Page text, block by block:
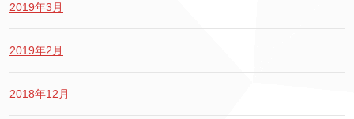
2019年3月
2019年2月
2018年12月